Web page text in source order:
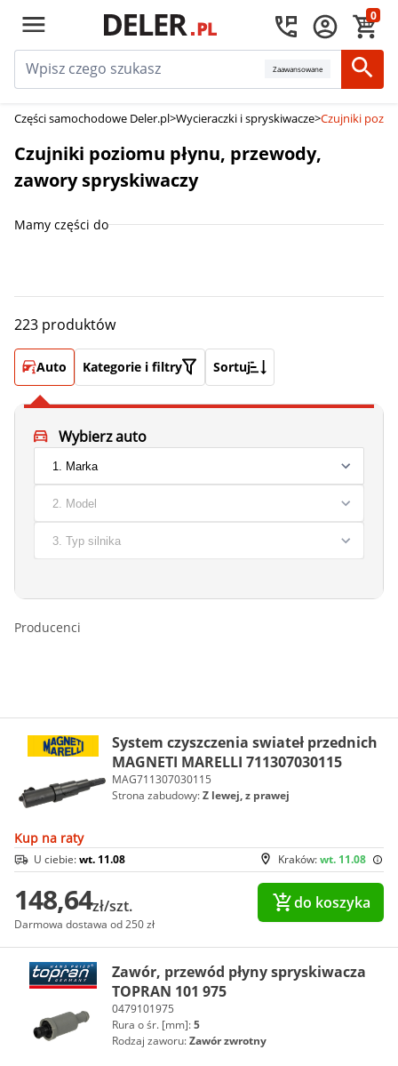
0
Zaawansowane
Części samochodowe Deler.pl>Wycieraczki i spryskiwacze>Czujniki
Czujniki poziomu płynu, przewody,
zawory spryskiwaczy
Mamy części do
223 produktów
Auto Kategorie i filtry Sortuj
Wybierz auto
Producenci
System czyszczenia swiateł przednich
MAGNETI MARELLI 711307030115
MAG711307030115
Strona zabudowy:Z lewej, z prawej
Kup na raty
Kraków:wt. 11.08
U ciebie:wt. 11.08
148,64zł/szt.
Darmowa dostawa od 250 zł
do koszyka
Zawór, przewód płyny spryskiwacza
TOPRAN 101 975
0479101975
Rura o śr. [mm]:5
Rodzaj zaworu:Zawór zwrotny